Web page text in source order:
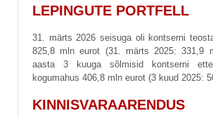
LEPINGUTE PORTFELL
31. märts 2026 seisuga oli kontserni
825,8 mln eurot (31. märts 2025: 331,9
aasta 3 kuuga sõlmisid kontserni
kogumahus 406,8 mln eurot (3 kuud 2025:
KINNISVARAARENDUS